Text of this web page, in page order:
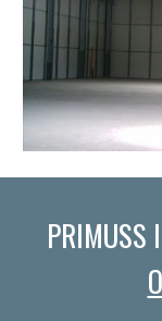
PRIMUSS